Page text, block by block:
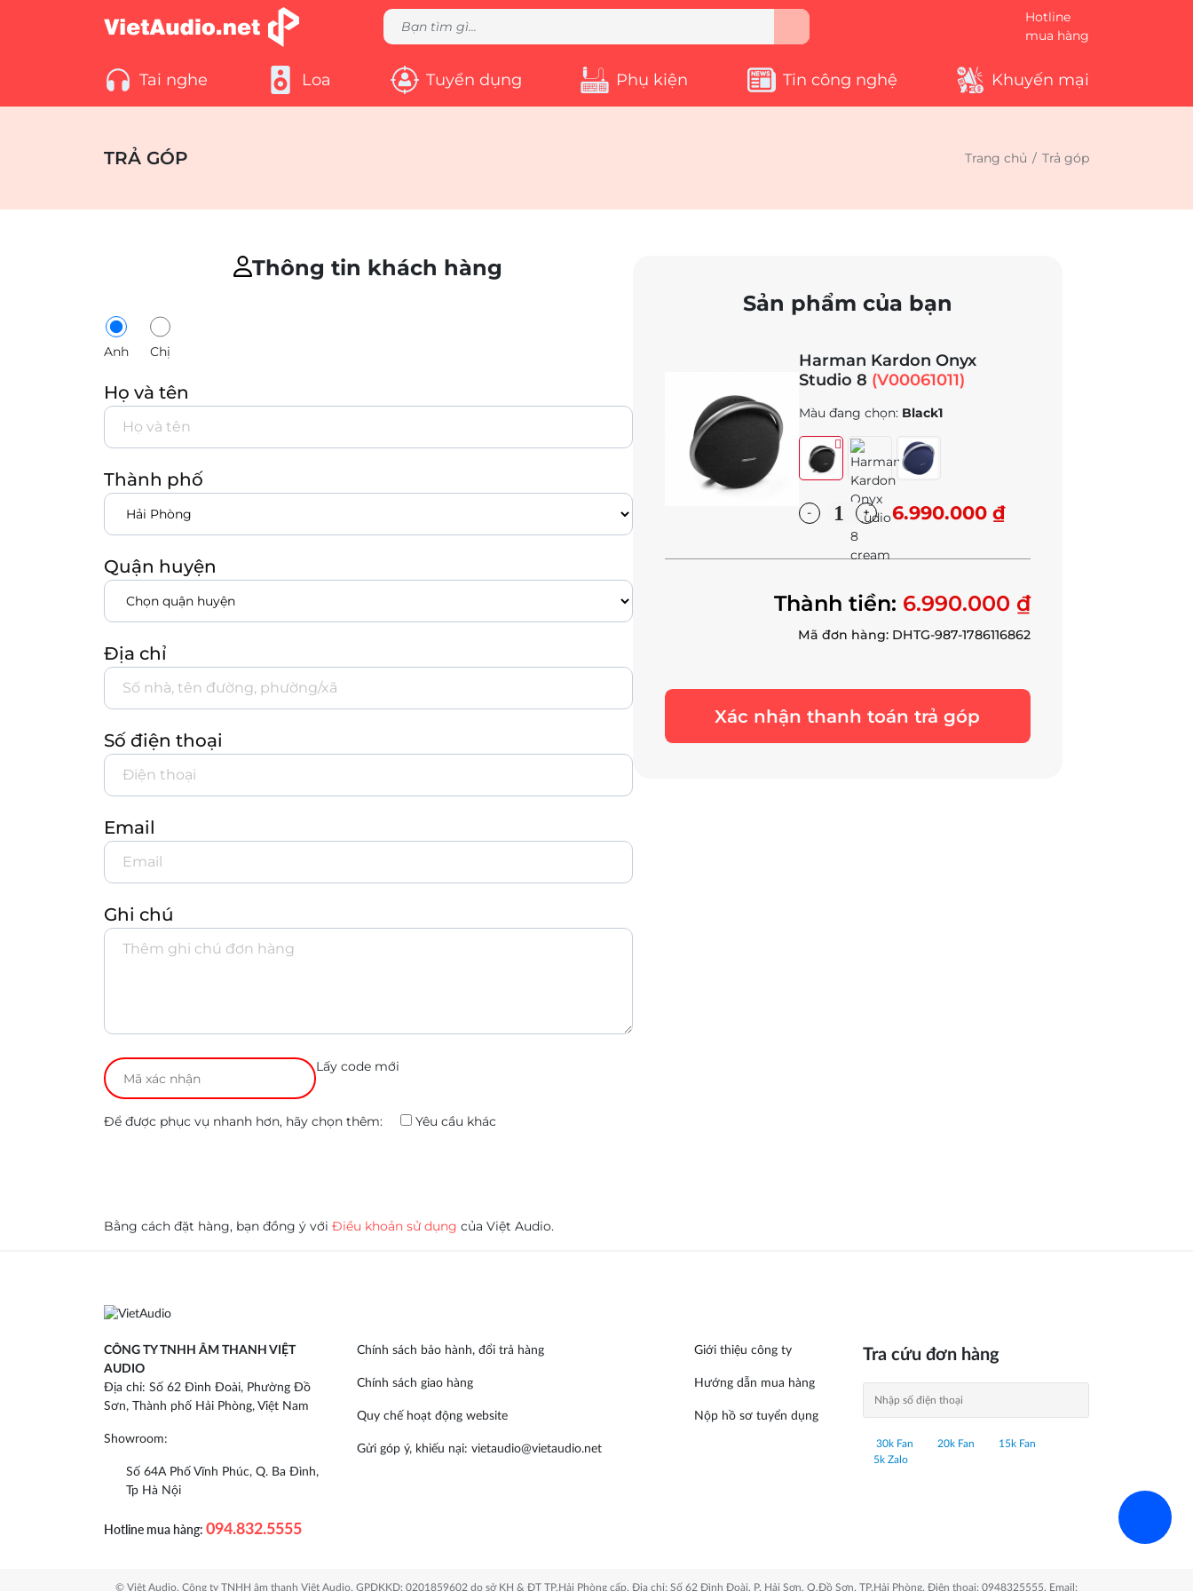
Hotline
mua hàng
Tai nghe Loa Tuyển dụng Phụ kiện Tin công nghệ Khuyến mại
TRẢ GÓP Trang chủ / Trả góp
Thông tin khách hàng
Anh Chị
Họ và tên
Thành phố
Quận huyện
Địa chỉ
Số điện thoại
Email
Ghi chú
Lấy code mới
Để được phục vụ nhanh hơn, hãy chọn thêm: Yêu cầu khác
Sản phẩm của bạn
Harman Kardon Onyx
Studio 8 (V00061011)
Màu đang chọn: Black1
6.990.000 ₫
Thành tiền: 6.990.000 ₫
Mã đơn hàng: DHTG-987-1786116862
Xác nhận thanh toán trả góp
Bằng cách đặt hàng, bạn đồng ý với Điều khoản sử dụng của Việt Audio.
CÔNG TY TNHH ÂM THANH VIỆT
AUDIO
Địa chỉ: Số 62 Đình Đoài, Phường Đồ
Sơn, Thành phố Hải Phòng, Việt Nam
Showroom:
Số 64A Phố Vĩnh Phúc, Q. Ba Đình,
Tp Hà Nội
Hotline mua hàng: 094.832.5555
Chính sách bảo hành, đổi trả hàng
Chính sách giao hàng
Quy chế hoạt động website
Gửi góp ý, khiếu nại: vietaudio@vietaudio.net
Giới thiệu công ty
Hướng dẫn mua hàng
Nộp hồ sơ tuyển dụng
Tra cứu đơn hàng
30k Fan 20k Fan
15k Fan
5k Zalo
© Việt Audio. Công ty TNHH âm thanh Việt Audio. GPDKKD: 0201859602 do sở KH & ĐT TP.Hải Phòng cấp. Địa chỉ: Số 62 Đình Đoài, P. Hải Sơn, Q.Đồ Sơn, TP.Hải Phòng. Điện thoại: 0948325555. Email: